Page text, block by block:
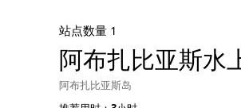
站点数量 1
阿布扎比亚斯水
阿布扎比亚斯岛